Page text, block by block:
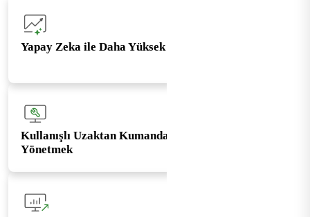
Yapay Zeka ile Daha Yüksek Doğruluk
Kullanışlı Uzaktan Kumanda
Yönetmek